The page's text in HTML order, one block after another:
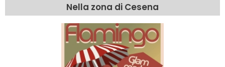
Nella zona di Cesena